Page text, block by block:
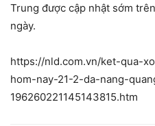
Trung được cập nhật sớm
ngày.
https://nld.com.vn/ket-qua-
hom-nay-21-2-da-nang-
196260221145143815.htm